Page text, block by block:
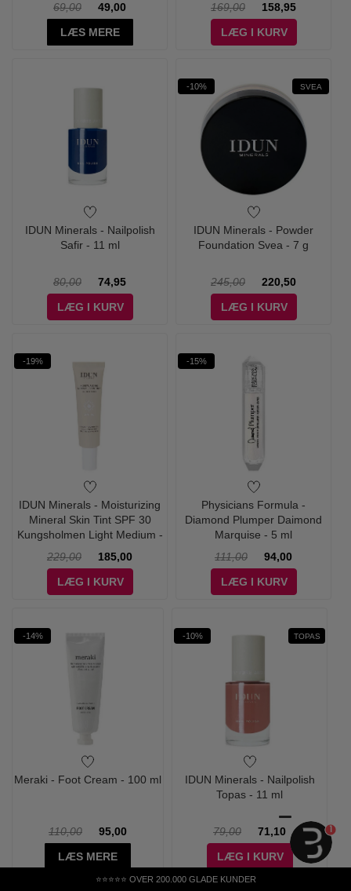
⭐⭐⭐⭐⭐ OVER 200.000 GLADE KUNDER
69,00
49,00
LÆS MERE
169,00
158,95
LÆG I KURV
IDUN Minerals - Nailpolish
Safir - 11 ml
80,00
74,95
LÆG I KURV
-10% SVEA
IDUN Minerals - Powder
Foundation Svea - 7 g
245,00
220,50
LÆG I KURV
-19%
IDUN Minerals - Moisturizing
Mineral Skin Tint SPF 30
Kungsholmen Light Medium -
229,00
185,00
LÆG I KURV
-15%
Physicians Formula -
Diamond Plumper Daimond
Marquise - 5 ml
111,00
94,00
LÆG I KURV
-14%
Meraki - Foot Cream - 100 ml
110,00
95,00
LÆS MERE
-10% TOPAS
IDUN Minerals - Nailpolish
Topas - 11 ml
79,00
71,10
LÆG I KURV
1